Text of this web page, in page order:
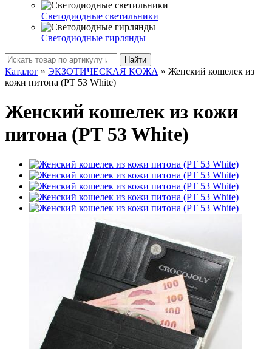
Светодиодные светильники
Светодиодные гирлянды
Найти
Каталог » ЭКЗОТИЧЕСКАЯ КОЖА » Женский кошелек из
кожи питона (PT 53 White)
Женский кошелек из кожи
питона (PT 53 White)